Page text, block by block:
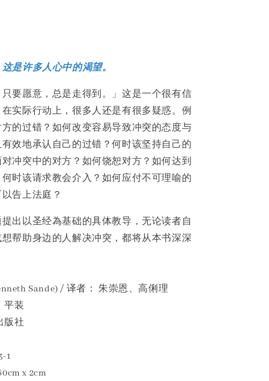
是许多人心中的渴望。
要愿意，总是走得到。」这是一个很有信
实际行动上，很多人还是有很多疑惑。例
的过错？如何改变容易导致冲突的态度与
效地承认自己的过错？何时该坚持自己的
冲突中的对方？如何饶恕对方？如何达到
时该请求教会介入？如何应付不可理喻的
告上法庭？
出以圣经為基础的具体教导，无论读者自
帮助身边的人解决冲突，都将从本书深深
Sande) / 译者： 朱崇恩、高俐理
平装
版社
1
x 2cm